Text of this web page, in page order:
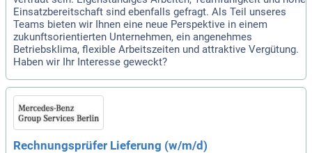
Einsatzbereitschaft sind ebenfalls gefragt. Als Teil unseres
Teams bieten wir Ihnen eine neue Perspektive in einem
zukunftsorientierten Unternehmen, ein angenehmes
Betriebsklima, flexible Arbeitszeiten und attraktive Vergütung.
Haben wir Ihr Interesse geweckt?
Rechnungsprüfer Lieferung (w/m/d)